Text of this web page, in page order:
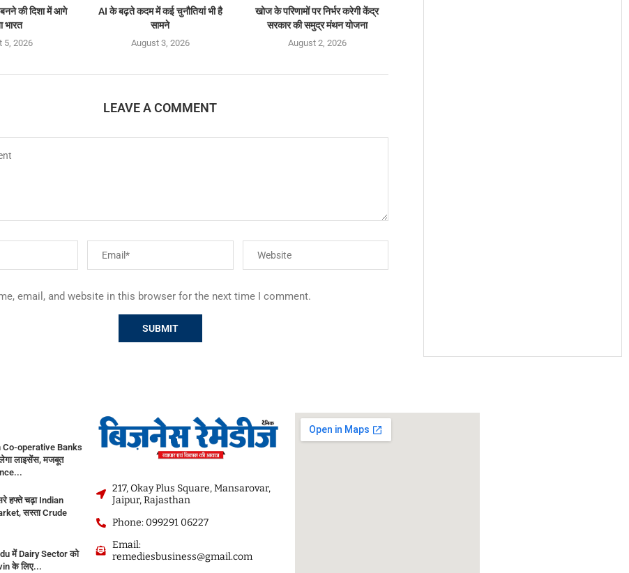
की दिशा में आगे
भारत
5, 2026
AI के बढ़ते कदम में कई चुनौतियां भी है
सामने
August 3, 2026
खोज के परिणामों पर निर्भर करेगी केंद्र
सरकार की समुद्र मंथन योजना
August 2, 2026
LEAVE A COMMENT
email, and website in this browser for the next time I comment.
Co-operative Banks
लाइसेंस, मजबूत
हफ्ते चढ़ा Indian
सस्ता Crude
में Dairy Sector को
के लिए...
217, Okay Plus Square, Mansarovar,
Jaipur, Rajasthan
Phone: 099291 06227
Email:
remediesbusiness@gmail.com